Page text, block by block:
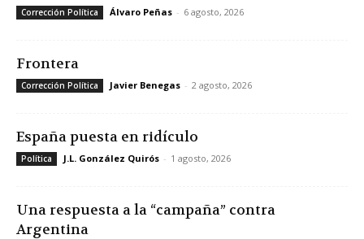
Corrección Política Álvaro Peñas - 6 agosto, 2026
Frontera
Corrección Política Javier Benegas - 2 agosto, 2026
España puesta en ridículo
Política J.L. González Quirós - 1 agosto, 2026
Una respuesta a la “campaña” contra
Argentina